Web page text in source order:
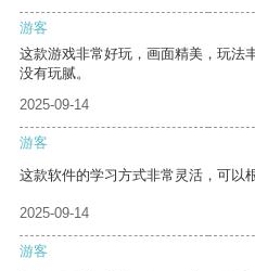
游客
这款游戏非常好玩，画面精美，玩法
没有玩腻。
2025-09-14
游客
这款软件的学习方式非常灵活，可以
2025-09-14
游客